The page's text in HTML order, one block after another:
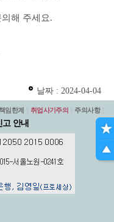
해 주세요.
날짜 : 2024-04-04
임한계 취업사기주의 주의사항
안내